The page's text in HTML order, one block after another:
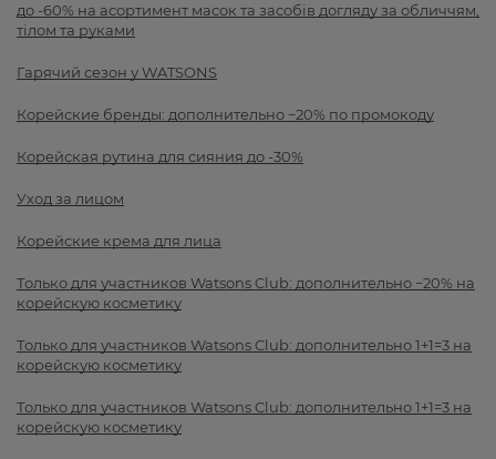
до -60% на асортимент масок та засобів догляду за обличчям,
тілом та руками
Гарячий сезон у WATSONS
Корейские бренды: дополнительно −20% по промокоду
Корейская рутина для сияния до -30%
Уход за лицом
Корейские крема для лица
Только для участников Watsons Club: дополнительно −20% на
корейскую косметику
Только для участников Watsons Club: дополнительно 1+1=3 на
корейскую косметику
Только для участников Watsons Club: дополнительно 1+1=3 на
корейскую косметику